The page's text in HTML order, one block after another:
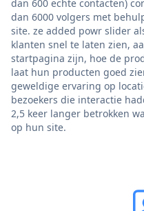
dan 600 echte contacten)
dan 6000 volgers met
site. ze added powr slider
klanten snel te laten zien,
startpagina zijn, hoe de
laat hun producten goed
geweldige ervaring op
bezoekers die interactie
2,5 keer langer betrokken
op hun site.